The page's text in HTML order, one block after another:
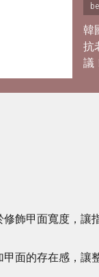
韓
抗
議
極
飾甲面寬度，讓
面的存在感，讓